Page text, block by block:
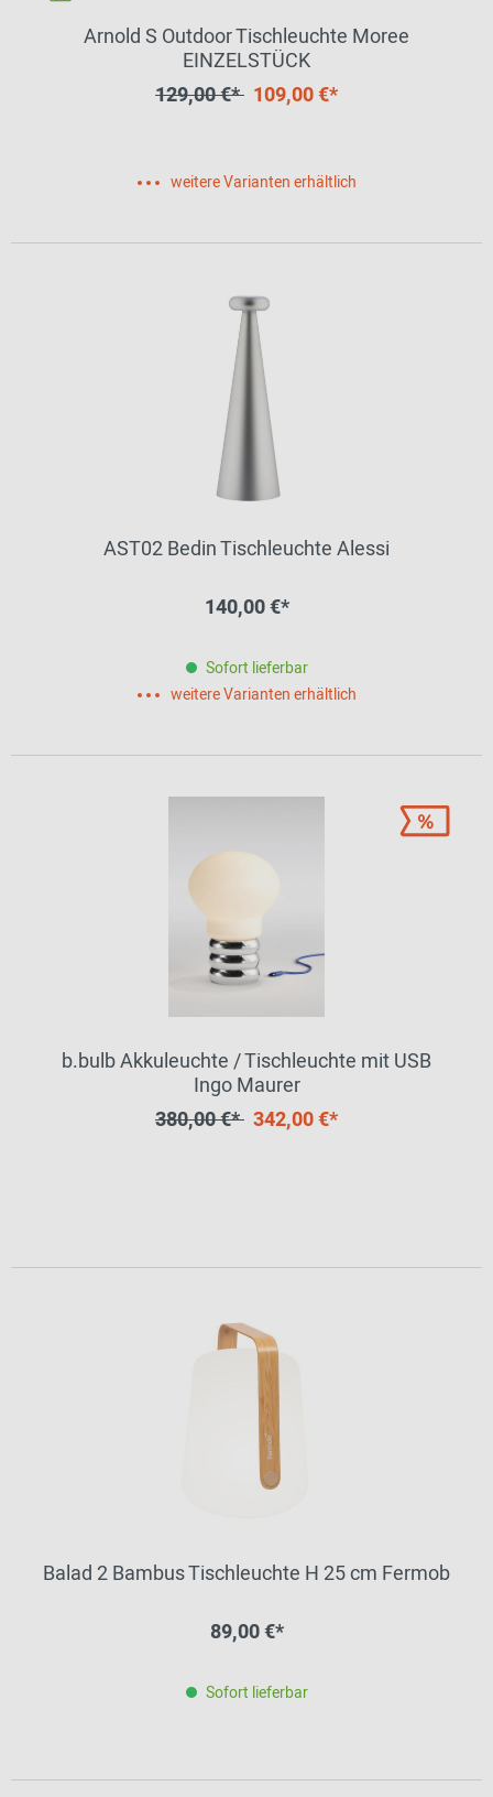
Arnold S Outdoor Tischleuchte Moree
EINZELSTÜCK
129,00 €* 109,00 €*
weitere Varianten erhältlich
AST02 Bedin Tischleuchte Alessi
140,00 €*
Sofort lieferbar
weitere Varianten erhältlich
b.bulb Akkuleuchte / Tischleuchte mit USB
Ingo Maurer
380,00 €* 342,00 €*
Balad 2 Bambus Tischleuchte H 25 cm Fermob
89,00 €*
Sofort lieferbar